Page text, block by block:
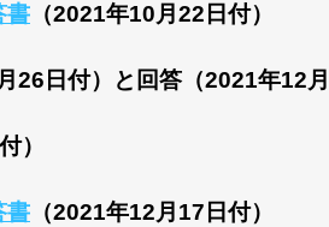
書 （2021年10月22日付）
日付）と回答（2021年12月
）
書 （2021年12月17日付）